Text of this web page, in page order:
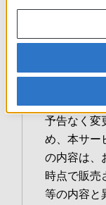
い。
本サービス
印刷物等
ん。
予告なく変
め、本サー
の内容は、
時点で販売
等の内容と